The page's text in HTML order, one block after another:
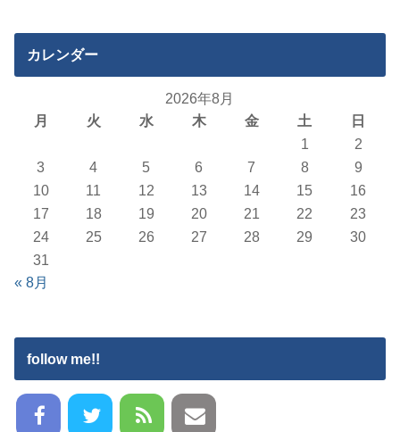
カレンダー
2026年8月
月
火 水 木 金 土
日
1
2
3
4 5 6 7 8
9
10
11 12 13 14 15
16
17
18 19 20 21 22
23
24
25 26 27 28 29
30
31
« 8月
follow me!!